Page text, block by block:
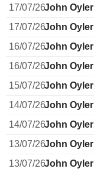
17/07/26John Oyler
17/07/26John Oyler
16/07/26John Oyler
16/07/26John Oyler
15/07/26John Oyler
14/07/26John Oyler
14/07/26John Oyler
13/07/26John Oyler
13/07/26John Oyler